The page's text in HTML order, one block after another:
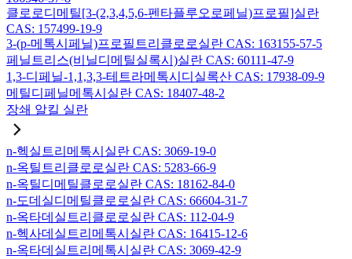
클로로디메틸[3-(2,3,4,5,6-펜타플루오로페닐)프로필]실란
CAS: 157499-19-9
3-(p-메톡시페닐)프로필트리클로로실란 CAS: 163155-57-5
페닐트리스(비닐디메틸실록시)실란 CAS: 60111-47-9
1,3-디페닐-1,1,3,3-테트라메톡시디실록산 CAS: 17938-09-9
메틸디페닐메톡시실란 CAS: 18407-48-2
장쇄 알킬 실란
n-헥실트리메톡시실란 CAS: 3069-19-0
n-옥틸트리클로로실란 CAS: 5283-66-9
n-옥틸디메틸클로로실란 CAS: 18162-84-0
n-도데실디메틸클로로실란 CAS: 66604-31-7
n-옥타데실트리클로로실란 CAS: 112-04-9
n-헥사데실트리메톡시실란 CAS: 16415-12-6
n-옥타데실트리메톡시실란 CAS: 3069-42-9